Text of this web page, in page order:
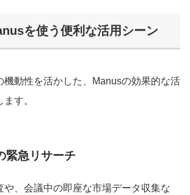
を使う便利な活用シーン
機動性を活かした、Manusの効果的な活
す。
緊急リサーチ
や、会議中の即座な市場データ収集な